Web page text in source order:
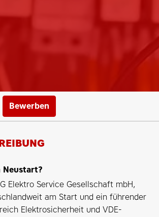
Bewerben
Neustart?
Elektro Service Gesellschaft mbH,
am Start und ein führender
Elektrosicherheit und VDE-